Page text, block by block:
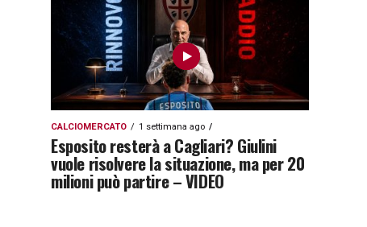
CALCIOMERCATO 1 settimana ago
Esposito resterà a Cagliari? Giulini
vuole risolvere la situazione, ma per 20
milioni può partire – VIDEO